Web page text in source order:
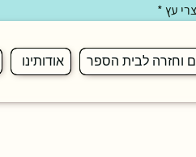
עץ *
וחזרה לבית הספר אודותינו